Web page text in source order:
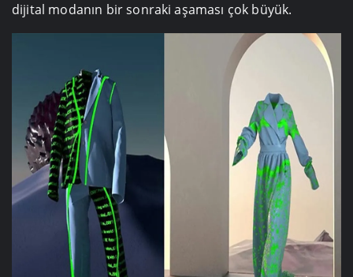
dijital modanın bir sonraki aşaması çok büyük.